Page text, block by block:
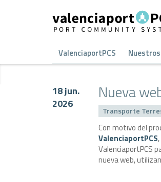
ValenciaportPCS
18 jun.
2026
Nueva
Transporte
Con motivo del
ValenciaportPCS
ValenciaportPCS
nueva web,